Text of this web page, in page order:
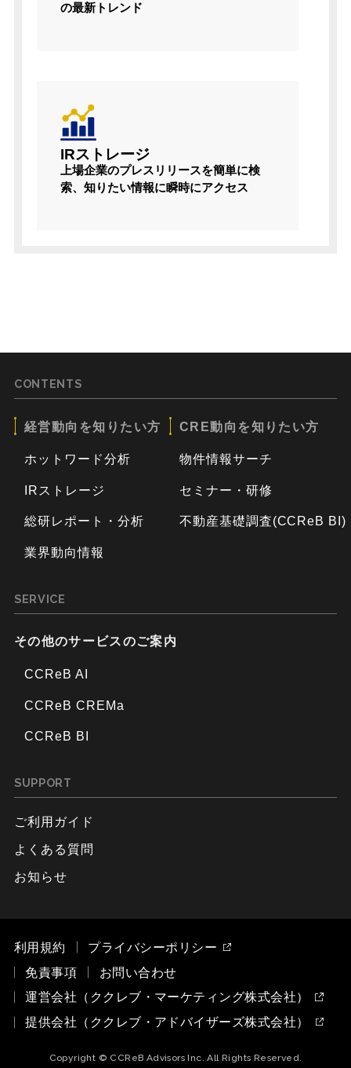
の最新トレンド
IRストレージ
上場企業のプレスリリースを簡単に検
索、知りたい情報に瞬時にアクセス
CONTENTS
経営動向を知りたい方
ホットワード分析
IRストレージ
総研レポート・分析
業界動向情報
CRE動向を知りたい方
物件情報サーチ
セミナー・研修
不動産基礎調査(CCReB BI)
SERVICE
その他のサービスのご案内
CCReB AI
CCReB CREMa
CCReB BI
SUPPORT
ご利用ガイド
よくある質問
お知らせ
利用規約
プライバシーポリシー
免責事項
お問い合わせ
運営会社（ククレブ・マーケティング株式会社）
提供会社（ククレブ・アドバイザーズ株式会社）
Copyright © CCReB Advisors Inc. All Rights Reserved.